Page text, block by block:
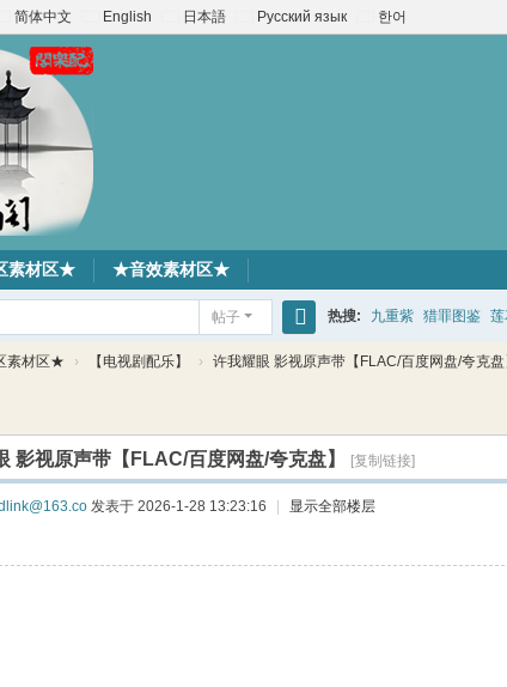
简体中文 English 日本語 Русский язык 한어
素材区★ ★音效素材区★
帖子
搜
热搜: 九重紫 猎罪图鉴
素材区★ › 【电视剧配乐】 › 许我耀眼 影视原声带【FLAC/百度网盘/夸克盘
影视原声带【FLAC/百度网盘/夸克盘】 [复制链接]
发表于 2026-1-28 13:23:16 显示全部楼层